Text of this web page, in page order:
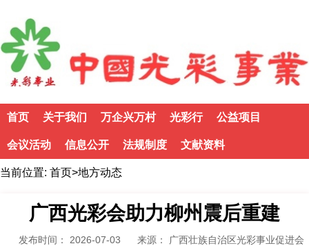
首页 关于我们 万企兴万村 光彩行 公益项目
会议活动 信息公开 法规制度 文献资料
当前位置: 首页>地方动态
广西光彩会助力柳州震后重建
发布时间： 2026-07-03 来源： 广西壮族自治区光彩事业促进会